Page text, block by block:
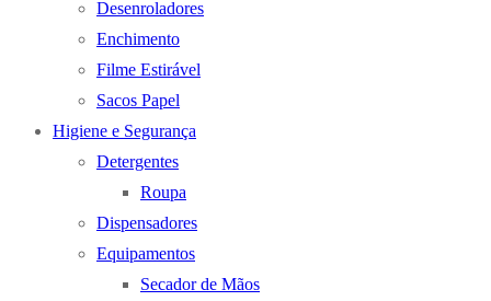
Desenroladores
Enchimento
Filme Estirável
Sacos Papel
Higiene e Segurança
Detergentes
Roupa
Dispensadores
Equipamentos
Secador de Mãos